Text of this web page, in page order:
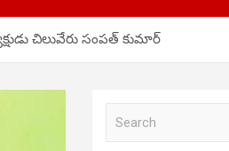
చిలువేరు సంపత్ కుమార్